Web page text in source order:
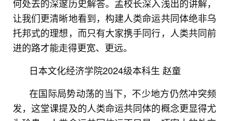
何处去的深邃历史解答。孟校长深入浅出的讲解，
让我们更清晰地看到，构建人类命运共同体绝非乌
托邦式的理想，而只有大家携手同行，人类共同前
进的路才能走得更宽、更远。
日本文化经济学院2024级本科生 赵童
在国际局势动荡的当下，不少地方仍然冲突频
发，这堂课提及的人类命运共同体的概念更显得尤